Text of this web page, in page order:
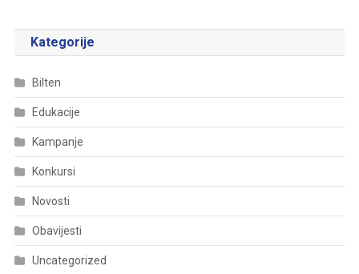
Kategorije
Bilten
Edukacije
Kampanje
Konkursi
Novosti
Obavijesti
Uncategorized